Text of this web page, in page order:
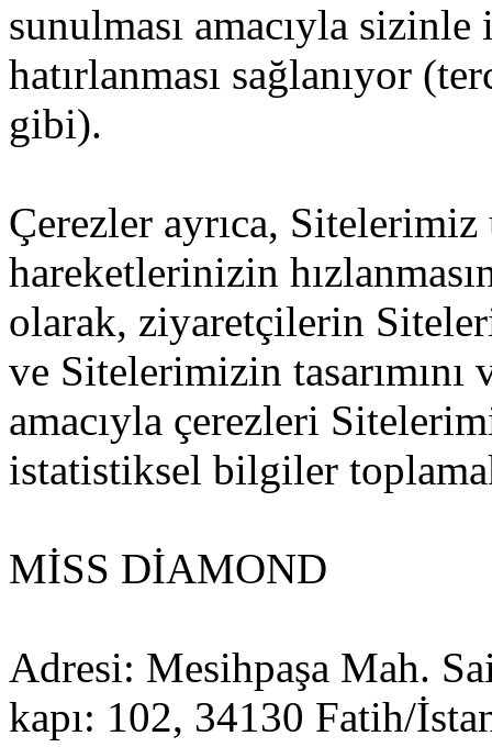
sunulması amacıyla
hatırlanması sağlanıyor
gibi).
Çerezler ayrıca,
hareketlerinizin
olarak, ziyaretçilerin
ve Sitelerimizin tasarımını
amacıyla çerezleri
istatistiksel bilgiler
MİSS DİAMOND
Adresi: Mesihpaşa Mah.
kapı: 102, 34130 Fatih/